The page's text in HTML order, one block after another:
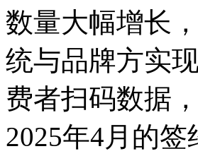
数量大幅增长
统与品牌方实
费者扫码数据
2025年4月的